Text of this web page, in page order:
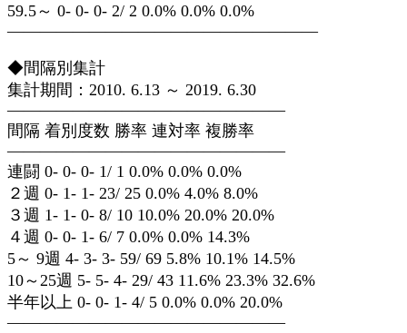
59.5～ 0- 0- 0- 2/ 2 0.0% 0.0% 0.0%
———————————————————
◆間隔別集計
集計期間：2010. 6.13 ～ 2019. 6.30
—————————————————
間隔 着別度数 勝率 連対率 複勝率
—————————————————
連闘 0- 0- 0- 1/ 1 0.0% 0.0% 0.0%
２週 0- 1- 1- 23/ 25 0.0% 4.0% 8.0%
３週 1- 1- 0- 8/ 10 10.0% 20.0% 20.0%
４週 0- 0- 1- 6/ 7 0.0% 0.0% 14.3%
5～ 9週 4- 3- 3- 59/ 69 5.8% 10.1% 14.5%
10～25週 5- 5- 4- 29/ 43 11.6% 23.3% 32.6%
半年以上 0- 0- 1- 4/ 5 0.0% 0.0% 20.0%
—————————————————